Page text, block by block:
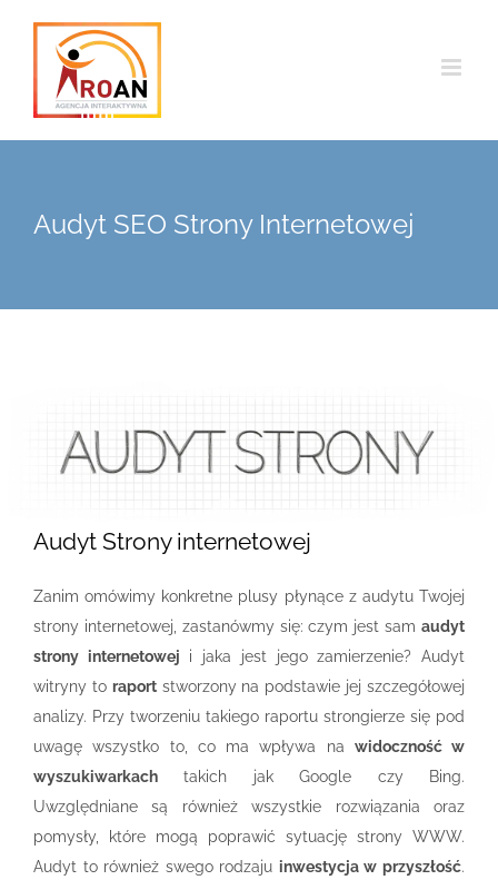
zawartości
Audyt SEO Strony Internetowej
Audyt Strony internetowej
Zanim omówimy konkretne plusy płynące z audytu Twojej
strony internetowej, zastanówmy się: czym jest sam audyt
strony internetowej i jaka jest jego zamierzenie? Audyt
witryny to raportstworzony na podstawie jej szczegółowej
analizy. Przy tworzeniu takiego raportu strongierze się pod
uwagę wszystko to, co ma wpływa na widoczność w
wyszukiwarkach takich jak Google czy Bing.
Uwzględniane są również wszystkie rozwiązania oraz
pomysły, które mogą poprawić sytuację strony WWW.
Audyt to również swego rodzaju inwestycja w przyszłość.